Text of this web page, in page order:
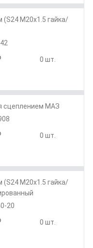
(S24 М20х1.5 гайка/
0 шт.
сцеплением МАЗ
0 шт.
(S24 М20х1.5 гайка/
20
0 шт.